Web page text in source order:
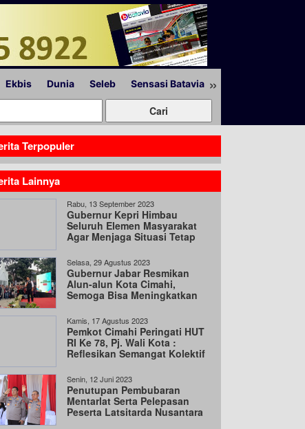
Ekbis Dunia Seleb Sensasi Batavia »
Terpopuler
Lainnya
Rabu, 13 September 2023
Gubernur Kepri Himbau
Seluruh Elemen Masyarakat
Agar Menjaga Situasi Tetap
Selasa, 29 Agustus 2023
Gubernur Jabar Resmikan
Alun-alun Kota Cimahi,
Semoga Bisa Meningkatkan
Kamis, 17 Agustus 2023
Pemkot Cimahi Peringati HUT
RI Ke 78, Pj. Wali Kota :
Reflesikan Semangat Kolektif
Senin, 12 Juni 2023
Penutupan Pembubaran
Mentarlat Serta Pelepasan
Peserta Latsitarda Nusantara